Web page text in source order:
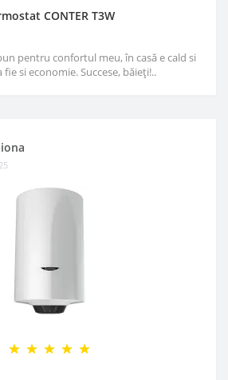
CONTER T3W
pentru confortul meu, în casă e cald si
fie si economie. Succese, băieți!..